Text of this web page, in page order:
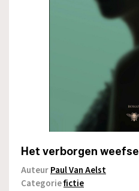
Het verborgen weefsel
AuteurPaul Van Aelst
Categoriefictie